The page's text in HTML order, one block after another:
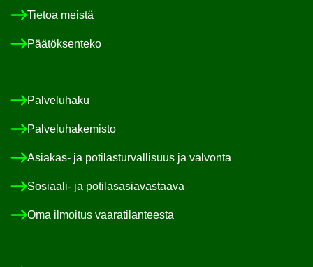
Tie­toa meis­tä
Pää­tök­sen­te­ko
Pal­ve­lu­ha­ku
Pal­ve­lu­ha­ke­mis­to
Asiakas-​ ja po­ti­las­tur­val­li­suus ja val­von­ta
Sosiaali-​ ja po­ti­las­asia­vas­taa­va
Oma il­moi­tus vaa­ra­ti­lan­tees­ta